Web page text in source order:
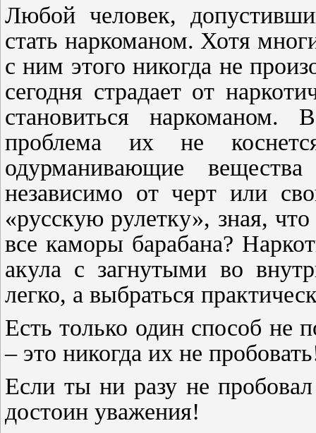
Любой человек,
стать наркоманом. Хотя
с ним этого никогда не
сегодня страдает от
становиться
проблема их не
одурманивающие
независимо от черт или
«русскую рулетку», зная,
все каморы барабана?
акула с загнутыми во
легко, а выбраться
Есть только один способ не
– это никогда их не
Если ты ни разу не
достоин уважения!